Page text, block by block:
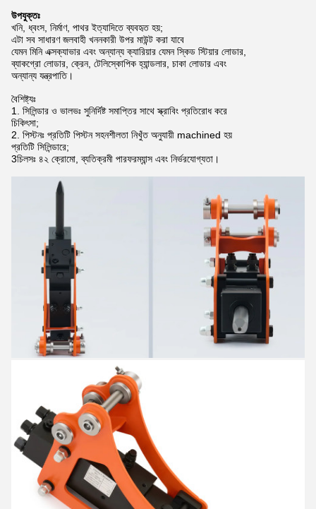
উপযুক্তঃ
খনি, ধ্বংস, নির্মাণ, পাথর ইত্যাদিতে ব্যবহৃত হয়;
এটা সব সাধারণ জলবাহী খননকারী উপর মাউন্ট করা যাবে
যেমন মিনি এক্সক্যাভার এবং অন্যান্য ক্যারিয়ার যেমন স্কিড স্টিয়ার লোডার,
ব্যাকগ্রো লোডার, ক্রেন, টেলিস্কোপিক হ্যান্ডলার, চাকা লোডার এবং
অন্যান্য যন্ত্রপাতি।
বৈশিষ্ট্যঃ
1. সিলিন্ডার ও ভালভঃ সুনির্দিষ্ট সমাপ্তির সাথে স্ক্রাবিং প্রতিরোধ করে
চিকিৎসা;
2. পিস্টনঃ প্রতিটি পিস্টন সহনশীলতা নিখুঁত অনুযায়ী machined হয়
প্রতিটি সিলিন্ডারে;
3চিলসঃ ৪২ ক্রোমো, ব্যতিক্রমী পারফরম্যান্স এবং নির্ভরযোগ্যতা।